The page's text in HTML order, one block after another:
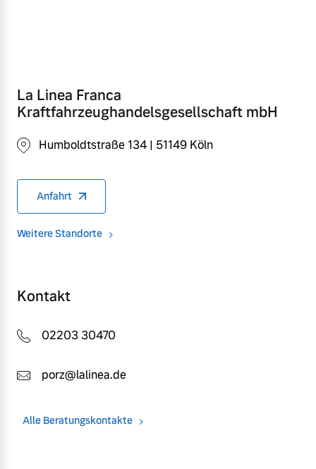
La Linea Franca
Kraftfahrzeughandelsgesellschaft mbH
Humboldtstraße 134 | 51149 Köln
Anfahrt
Weitere Standorte
Kontakt
02203 30470
porz@lalinea.de
Alle Beratungskontakte